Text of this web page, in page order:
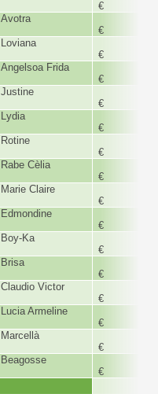
€
Avotra
€
Loviana
€
Angelsoa Frida
€
Justine
€
Lydia
€
Rotine
€
Rabe Cèlia
€
Marie Claire
€
Edmondine
€
Boy-Ka
€
Brisa
€
Claudio Victor
€
Lucia Armeline
€
Marcellà
€
Beagosse
€